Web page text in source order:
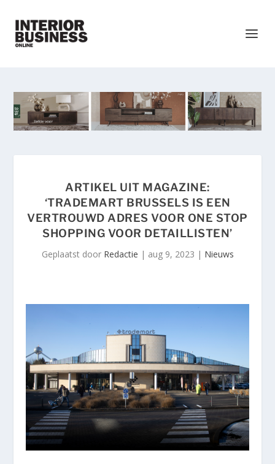
ARTIKEL UIT MAGAZINE:
‘TRADEMART BRUSSELS IS EEN
VERTROUWD ADRES VOOR ONE STOP
SHOPPING VOOR DETAILLISTEN’
Geplaatst door Redactie | aug 9, 2023 | Nieuws